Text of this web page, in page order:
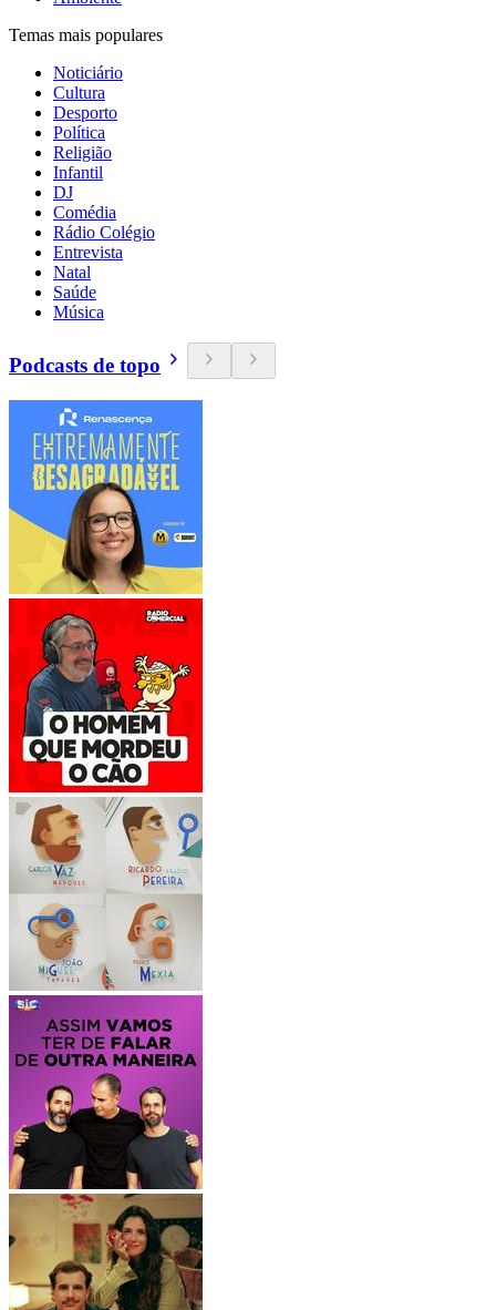
Temas mais populares
Noticiário
Cultura
Desporto
Política
Religião
Infantil
DJ
Comédia
Rádio Colégio
Entrevista
Natal
Saúde
Música
Podcasts de topo